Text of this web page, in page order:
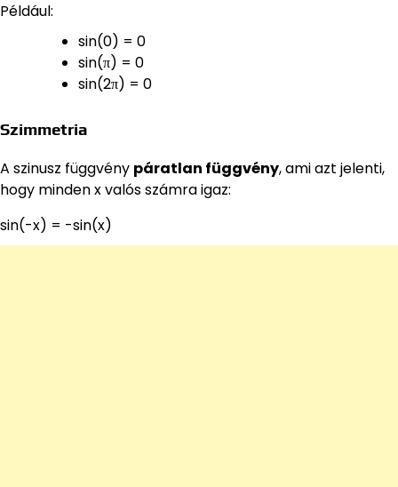
Például:
sin(0) = 0
sin(π) = 0
sin(2π) = 0
Szimmetria
A szinusz függvény páratlan függvény, ami azt jelenti,
hogy minden x valós számra igaz:
sin(-x) = -sin(x)